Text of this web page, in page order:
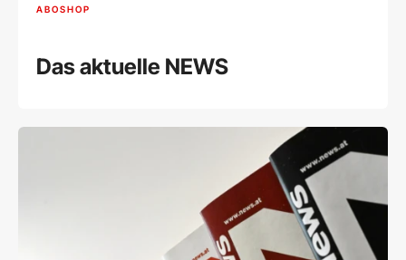
ABOSHOP
Das aktuelle NEWS